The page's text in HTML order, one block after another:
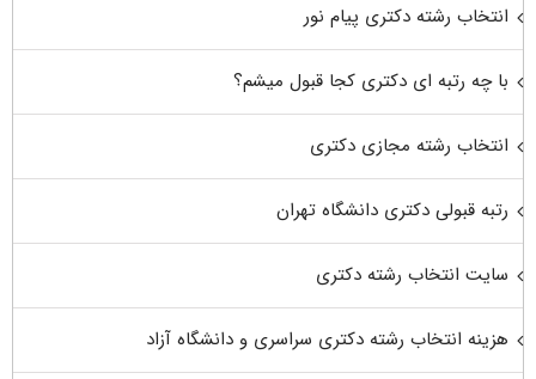
انتخاب رشته دکتری پیام نور
با چه رتبه ای دکتری کجا قبول میشم؟
انتخاب رشته مجازی دکتری
رتبه قبولی دکتری دانشگاه تهران
سایت انتخاب رشته دکتری
هزینه انتخاب رشته دکتری سراسری و دانشگاه آزاد